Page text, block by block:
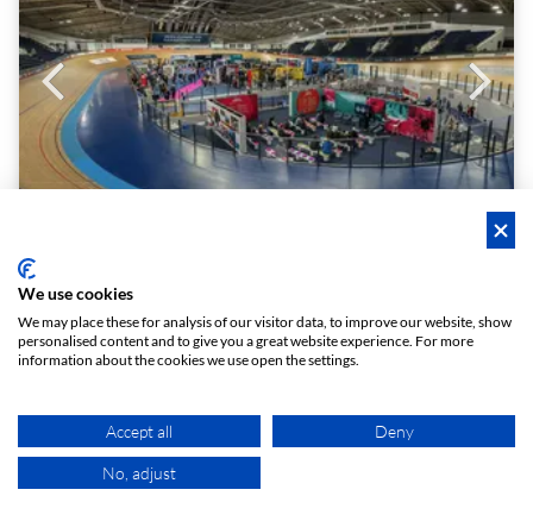
Manchester Velodrome and National Cycling Centre
Op aanvraag
We use cookies
We may place these for analysis of our visitor data, to improve our website, show
personalised content and to give you a great website experience. For more
information about the cookies we use open the settings.
Accept all Deny
No, adjust